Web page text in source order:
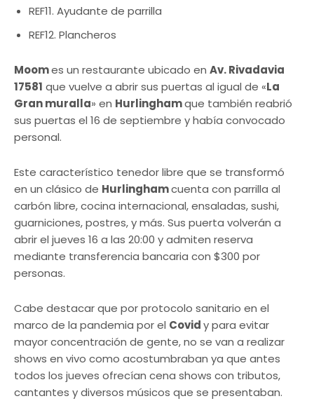
REF11. Ayudante de parrilla
REF12. Plancheros
Moomes un restaurante ubicado en Av. Rivadavia
17581 que vuelve a abrir sus puertas al igual de «La
Gran muralla» en Hurlinghamque también reabrió
sus puertas el 16 de septiembre y había convocado
personal.
Este característico tenedor libre que se transformó
en un clásico de Hurlinghamcuenta con parrilla al
carbón libre, cocina internacional, ensaladas, sushi,
guarniciones, postres, y más. Sus puerta volverán a
abrir el jueves 16 a las 20:00 y admiten reserva
mediante transferencia bancaria con $300 por
personas.
Cabe destacar que por protocolo sanitario en el
marco de la pandemia por el Covidy para evitar
mayor concentración de gente, no se van a realizar
shows en vivo como acostumbraban ya que antes
todos los jueves ofrecían cena shows con tributos,
cantantes y diversos músicos que se presentaban.